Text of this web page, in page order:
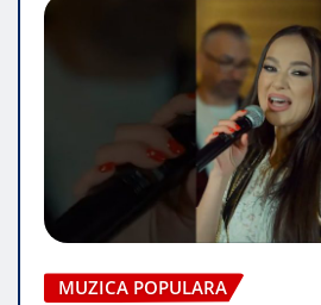
MUZICA POPULARA